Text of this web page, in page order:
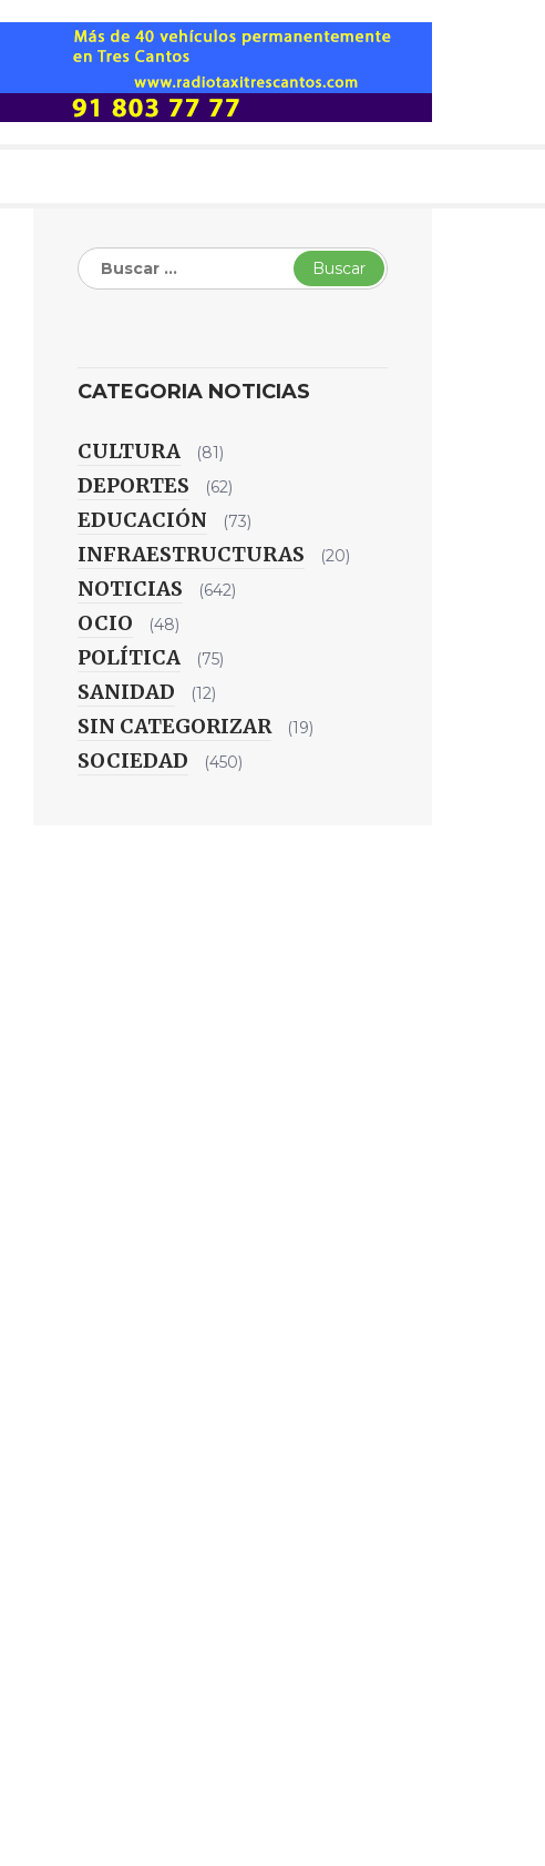
Buscar:
CATEGORIA NOTICIAS
CULTURA (81)
DEPORTES (62)
EDUCACIÓN (73)
INFRAESTRUCTURAS (20)
NOTICIAS (642)
OCIO (48)
POLÍTICA (75)
SANIDAD (12)
SIN CATEGORIZAR (19)
SOCIEDAD (450)